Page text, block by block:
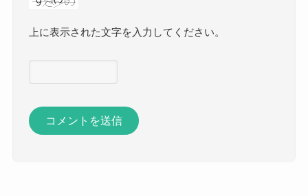
上に表示された文字を入力してください。